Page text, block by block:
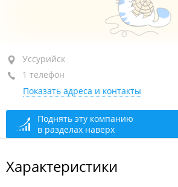
Уссурийск, ул. Володарского, 37
пом. 4
+7 914 664-24-47
круглосуточно
Уссурийск
1 телефон
Показать адреса и контакты
Поднять эту компанию
в разделах наверх
Характеристики